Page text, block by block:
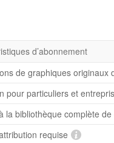
d’abonnement
de graphiques originaux
pour particuliers et
la bibliothèque complète
requise